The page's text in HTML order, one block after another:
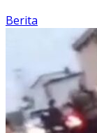
Berita